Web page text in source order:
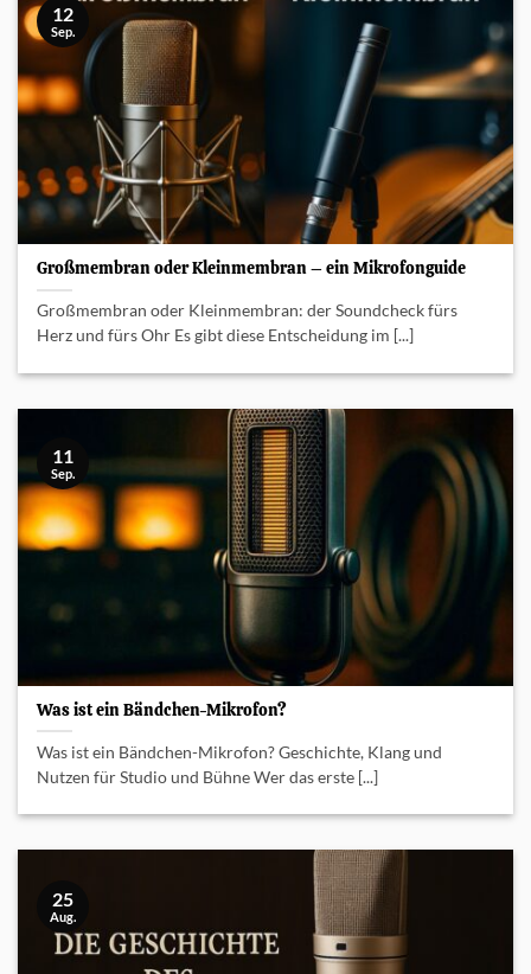
Großmembran oder Kleinmembran – ein Mikrofonguide
Großmembran oder Kleinmembran: der Soundcheck fürs
Herz und fürs Ohr Es gibt diese Entscheidung im [...]
12
Sep.
Was ist ein Bändchen-Mikrofon?
Was ist ein Bändchen-Mikrofon? Geschichte, Klang und
Nutzen für Studio und Bühne Wer das erste [...]
11
Sep.
25
Aug.